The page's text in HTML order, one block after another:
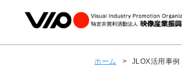
ホーム > JLOX活用事例